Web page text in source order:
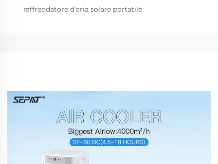
raffreddatore d'aria solare portatile